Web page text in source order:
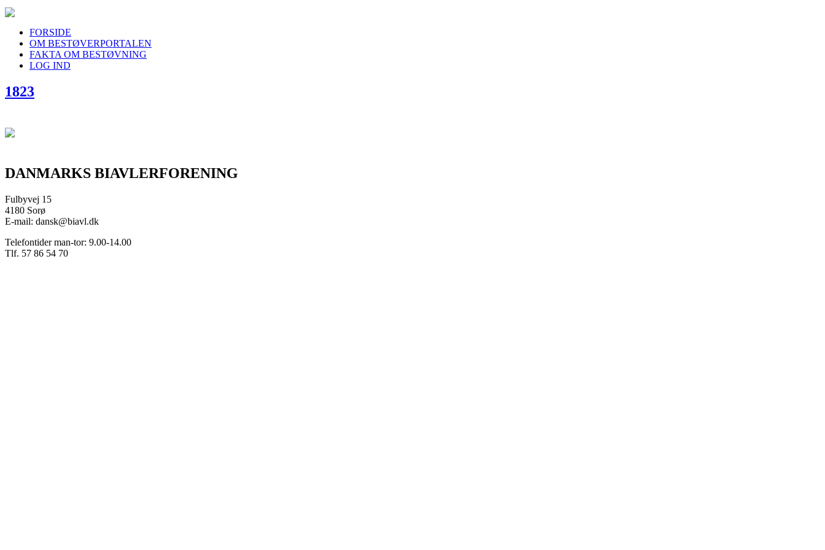
FORSIDE
OM BESTØVERPORTALEN
FAKTA OM BESTØVNING
LOG IND
1823
DANMARKS BIAVLERFORENING
Fulbyvej 15
4180 Sorø
E-mail: dansk@biavl.dk
Telefontider man-tor: 9.00-14.00
Tlf. 57 86 54 70